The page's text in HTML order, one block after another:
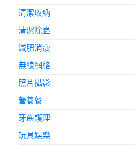
清潔收納
清潔除蟲
減肥消瘦
無線網絡
照片攝影
營養餐
牙齒護理
玩具娛樂